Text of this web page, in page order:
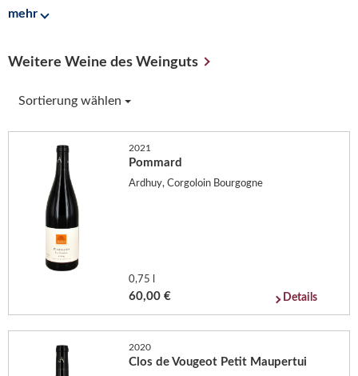
mehr
Weitere Weine des Weinguts
Sortierung wählen
2021
Pommard
Ardhuy, Corgoloin Bourgogne
0,75 l
60,00 € Details
2020
Clos de Vougeot Petit Maupertui